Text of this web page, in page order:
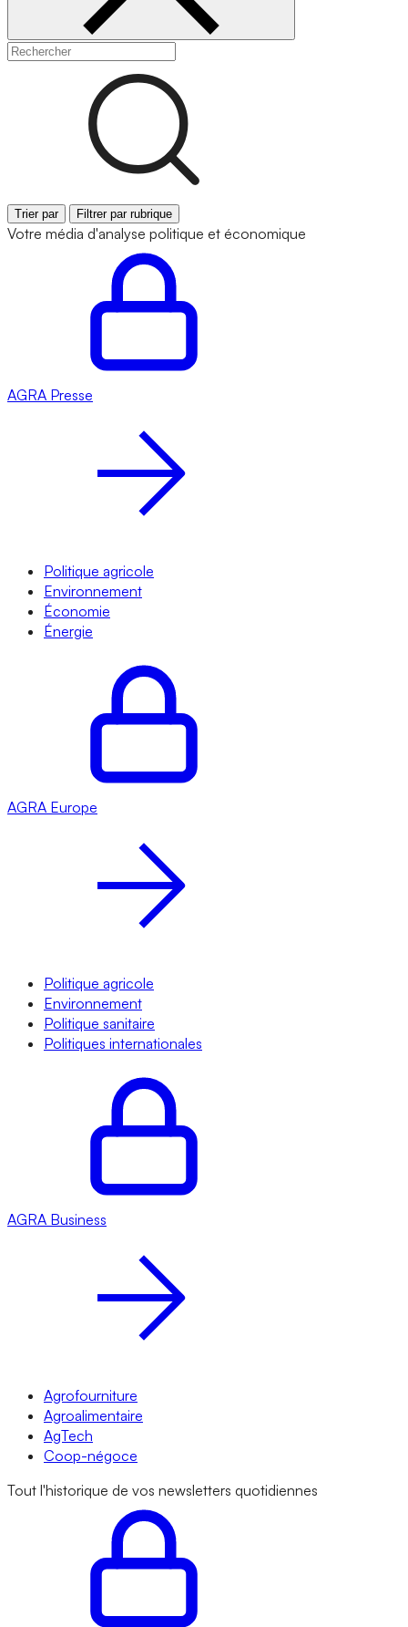
Trier par Filtrer par rubrique
Votre média d'analyse politique et économique
AGRA Presse
Politique agricole
Environnement
Économie
Énergie
AGRA Europe
Politique agricole
Environnement
Politique sanitaire
Politiques internationales
AGRA Business
Agrofourniture
Agroalimentaire
AgTech
Coop-négoce
Tout l'historique de vos newsletters quotidiennes